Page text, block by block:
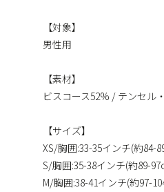
【対象】
男性用
【素材】
ビスコース52% / テンセル
【サイズ】
XS/胸囲:33-35インチ(約84-
S/胸囲:35-38インチ(約89-
M/胸囲:38-41インチ(約97-